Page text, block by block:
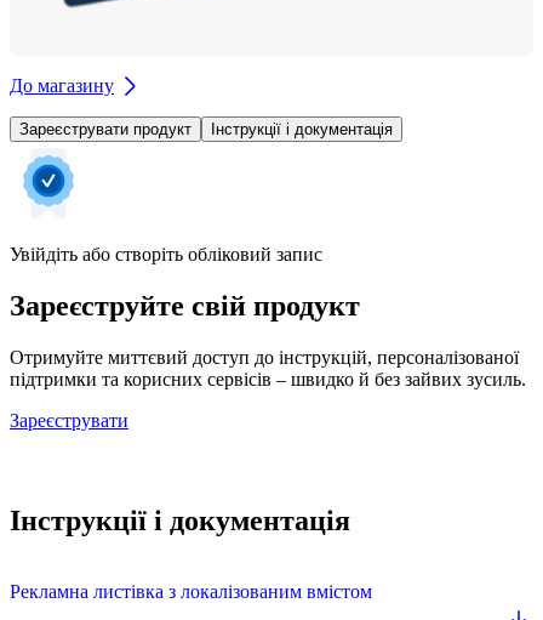
До магазину
Зареєструвати продукт Інструкції і документація
Увійдіть або створіть обліковий запис
Зареєструйте свій продукт
Отримуйте миттєвий доступ до інструкцій, персоналізованої
підтримки та корисних сервісів – швидко й без зайвих зусиль.
Зареєструвати
Інструкції і документація
Рекламна листівка з локалізованим вмістом